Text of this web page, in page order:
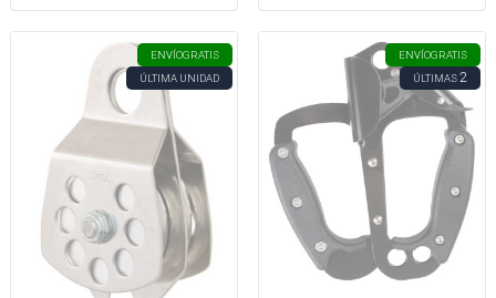
ENVÍOGRATIS
ÚLTIMA UNIDAD
ENVÍOGRATIS
ÚLTIMAS2